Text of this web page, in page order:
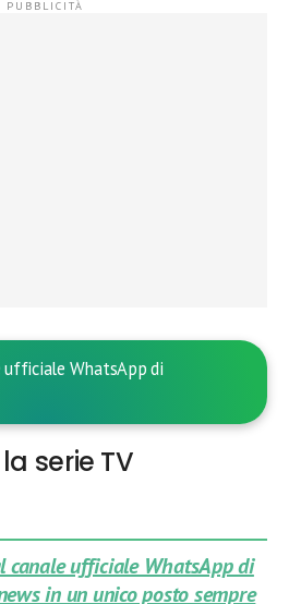
WhatsApp di
serie TV
canale ufficiale WhatsApp di
in un unico posto sempre